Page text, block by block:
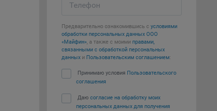
Телефон
Предварительно ознакомившись с условиями
обработки персональных данных ООО
«Майфин», а также с моими правами,
связанными с обработкой персональных
данных и Пользовательским соглашением:
Принимаю условия Пользовательского
соглашения
Даю согласие на обработку моих
персональных данных для получения